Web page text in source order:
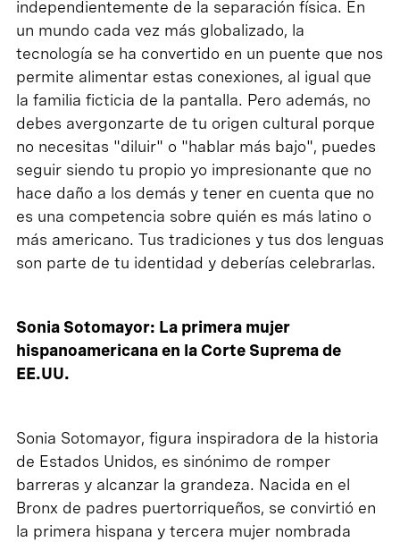
independientemente de la separación física. En
un mundo cada vez más globalizado, la
tecnología se ha convertido en un puente que nos
permite alimentar estas conexiones, al igual que
la familia ficticia de la pantalla. Pero además, no
debes avergonzarte de tu origen cultural porque
no necesitas "diluir" o "hablar más bajo", puedes
seguir siendo tu propio yo impresionante que no
hace daño a los demás y tener en cuenta que no
es una competencia sobre quién es más latino o
más americano. Tus tradiciones y tus dos lenguas
son parte de tu identidad y deberías celebrarlas.
Sonia Sotomayor: La primera mujer
hispanoamericana en la Corte Suprema de
EE.UU.
Sonia Sotomayor, figura inspiradora de la historia
de Estados Unidos, es sinónimo de romper
barreras y alcanzar la grandeza. Nacida en el
Bronx de padres puertorriqueños, se convirtió en
la primera hispana y tercera mujer nombrada